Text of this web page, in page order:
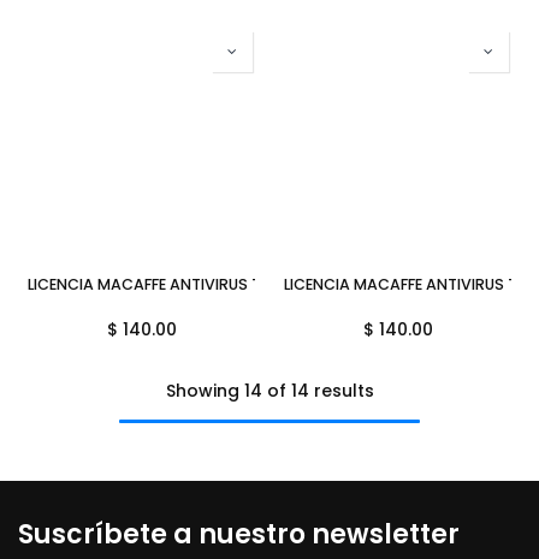
LICENCIA MACAFFE ANTIVIRUS TOTAL PROTECCION 2020 1AÑO
$ 140.00
LICENCIA MACAFFE ANTIVIRUS
$ 140.00
Showing 14 of 14 results
Suscríbete a nuestro newsletter